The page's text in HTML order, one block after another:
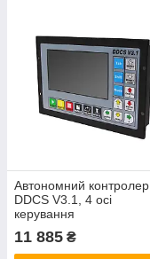
Автономний контролер
DDCS V3.1, 4 осі
керування
11 885 ₴